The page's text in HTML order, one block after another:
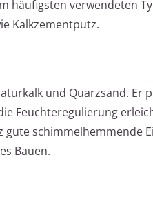
häufigsten verwendeten
Kalkzementputz.
und Quarzsand.
Feuchteregulierung
schimmelhemmende
Bauen.